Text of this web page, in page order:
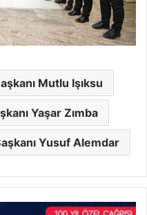
Mutlu Işıksu
Yaşar Zımba
Yusuf Alemdar